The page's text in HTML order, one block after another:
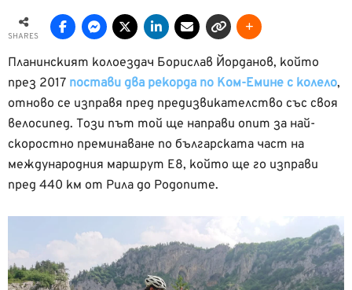
SHARES
Планинският колоездач Борислав Йорданов, който
през 2017 постави два рекорда по Ком-Емине с колело,
отново се изправя пред предизвикателство със своя
велосипед. Този път той ще направи опит за най-
скоростно преминаване по българската част на
международния маршрут Е8, който ще го изправи
пред 440 км от Рила до Родопите.